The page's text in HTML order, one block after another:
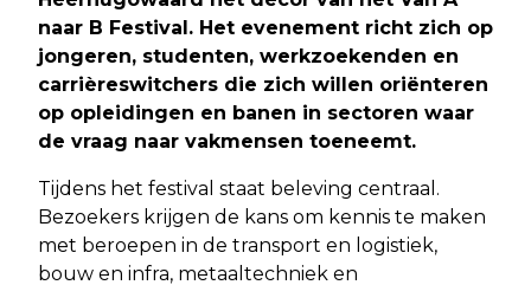
naar B Festival. Het evenement richt zich op
jongeren, studenten, werkzoekenden en
carrièreswitchers die zich willen oriënteren
op opleidingen en banen in sectoren waar
de vraag naar vakmensen toeneemt.
Tijdens het festival staat beleving centraal.
Bezoekers krijgen de kans om kennis te maken
met beroepen in de transport en logistiek,
bouw en infra, metaaltechniek en